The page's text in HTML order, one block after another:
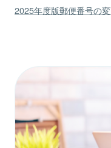
2025年度版郵便番号の